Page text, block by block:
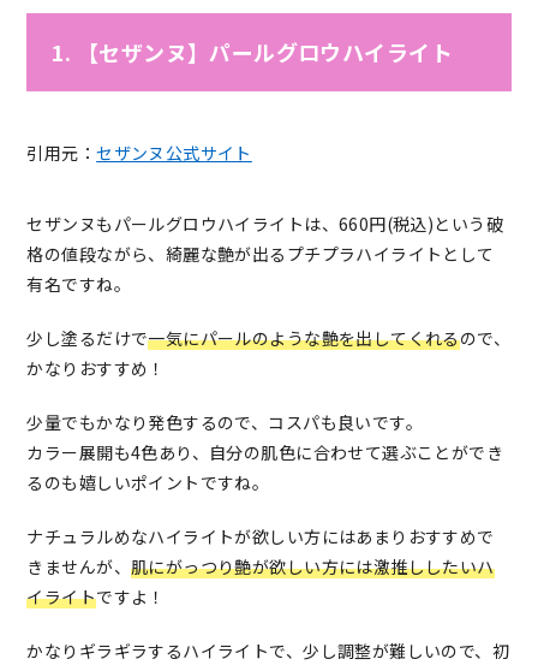
1. 【セザンヌ】パールグロウハイライト
引用元：セザンヌ公式サイト
セザンヌもパールグロウハイライトは、660円(税込)という破
格の値段ながら、綺麗な艶が出るプチプラハイライトとして
有名ですね。
少し塗るだけで一気にパールのような艶を出してくれるので、
かなりおすすめ！
少量でもかなり発色するので、コスパも良いです。
カラー展開も4色あり、自分の肌色に合わせて選ぶことができ
るのも嬉しいポイントですね。
ナチュラルめなハイライトが欲しい方にはあまりおすすめで
きませんが、 肌にがっつり艶が欲しい方には激推ししたいハ
イライトですよ！
かなりギラギラするハイライトで、少し調整が難しいので、初